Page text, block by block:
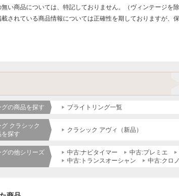
い商品については、特記しておりません。（ヴィンテージを除
されている商品情報については正確性を期しておりますが、
の商品を探す ブライトリング一覧
クラシック
探す
クラシック アヴィ（新品）
の他シリーズ
中古:ナビタイマー 中古:プレミエ
中古:トランスオーシャン
中古:クロ